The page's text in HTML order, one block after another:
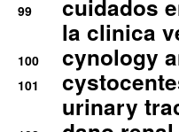
99
cuidados
la clinica
100 cynology
101
urinary